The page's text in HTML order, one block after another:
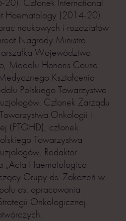
Haematology (2014-20).
naukowych i rozdziałów
Nagrody Ministra
Województwa
Medalu Honoris Causa
Kształcenia
Polskiego Towarzystwa
Członek Zarządu
Onkologii i
(PTOHD), członek
Towarzystwa
Redaktor
„Acta Haematologica
Grupy ds. Zakażeń w
ds. opracowania
Onkologicznej.